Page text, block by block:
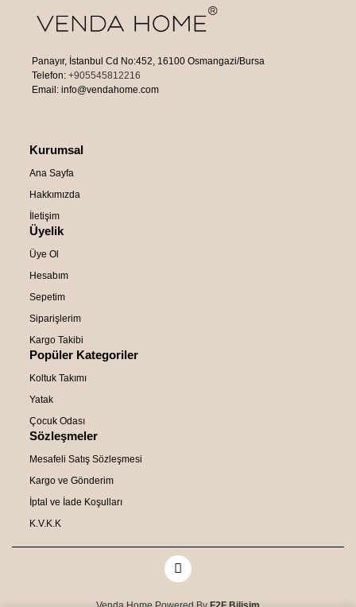
Panayır, İstanbul Cd No:452, 16100 Osmangazi/Bursa
Telefon: +905545812216
Email: info@vendahome.com
Kurumsal
Ana Sayfa
Hakkımızda
İletişim
Üyelik
Üye Ol
Hesabım
Sepetim
Siparişlerim
Kargo Takibi
Popüler Kategoriler
Koltuk Takımı
Yatak
Çocuk Odası
Sözleşmeler
Mesafeli Satış Sözleşmesi
Kargo ve Gönderim
İptal ve İade Koşulları
K.V.K.K